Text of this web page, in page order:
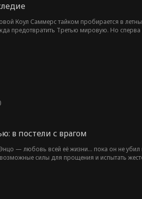
Коул Саммерс тайком пробирается в
предотвратить Третью мировую. Но
в постели с врагом
— любовь всей её жизни... пока он не убил
силы для прощения и испытать